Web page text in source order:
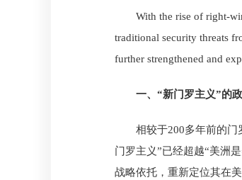
With the rise of right-
traditional security threats
further strengthened and
一、“新门罗主义”的
相较于200多年前的
门罗主义”已经超越“美洲
战略依托，重新定位其在